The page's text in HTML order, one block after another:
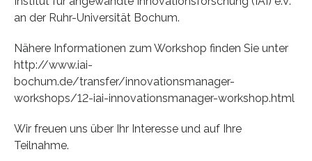
an der Ruhr-Universität Bochum.
Nähere Informationen zum Workshop finden Sie unter
http://www.iai-
bochum.de/transfer/innovationsmanager-
workshops/12-iai-innovationsmanager-workshop.html
Wir freuen uns über Ihr Interesse und auf Ihre
Teilnahme.